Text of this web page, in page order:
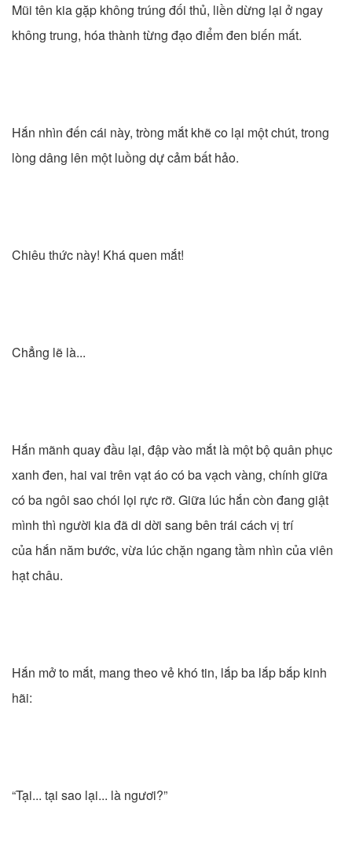
Mũi tên kia gặp không trúng đối thủ, liền dừng lại ở ngay
không trung, hóa thành từng đạo điểm đen biến mất.
Hắn nhìn đến cái này, tròng mắt khẽ co lại một chút, trong
lòng dâng lên một luồng dự cảm bất hảo.
Chiêu thức này! Khá quen mắt!
Chẳng lẽ là...
Hắn mãnh quay đầu lại, đập vào mắt là một bộ quân phục
xanh đen, hai vai trên vạt áo có ba vạch vàng, chính giữa
có ba ngôi sao chói lọi rực rỡ. Giữa lúc hắn còn đang giật
mình thì người kia đã di dời sang bên trái cách vị trí
của hắn năm bước, vừa lúc chặn ngang tầm nhìn của viên
hạt châu.
Hắn mở to mắt, mang theo vẻ khó tin, lắp ba lắp bắp kinh
hãi:
“Tại... tại sao lại... là ngươi?”